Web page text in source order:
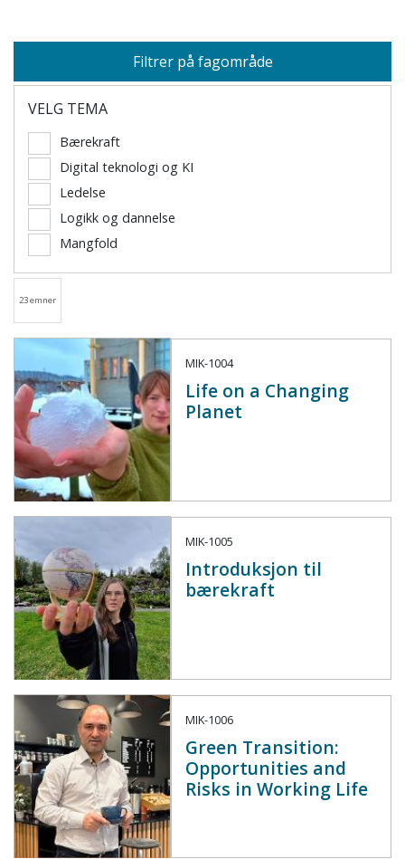
Filtrer på fagområde
VELG TEMA
Bærekraft
Digital teknologi og KI
Ledelse
Logikk og dannelse
Mangfold
23 emner
MIK-1004
Life on a Changing
Planet
MIK-1005
Introduksjon til
bærekraft
MIK-1006
Green Transition:
Opportunities and
Risks in Working Life